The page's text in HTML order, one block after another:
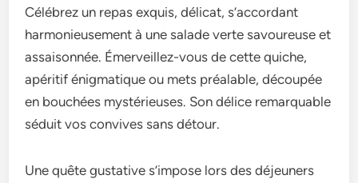
Célébrez un repas exquis, délicat, s’accordant
harmonieusement à une salade verte savoureuse et
assaisonnée. Émerveillez-vous de cette quiche,
apéritif énigmatique ou mets préalable, découpée
en bouchées mystérieuses. Son délice remarquable
séduit vos convives sans détour.
Une quête gustative s’impose lors des déjeuners